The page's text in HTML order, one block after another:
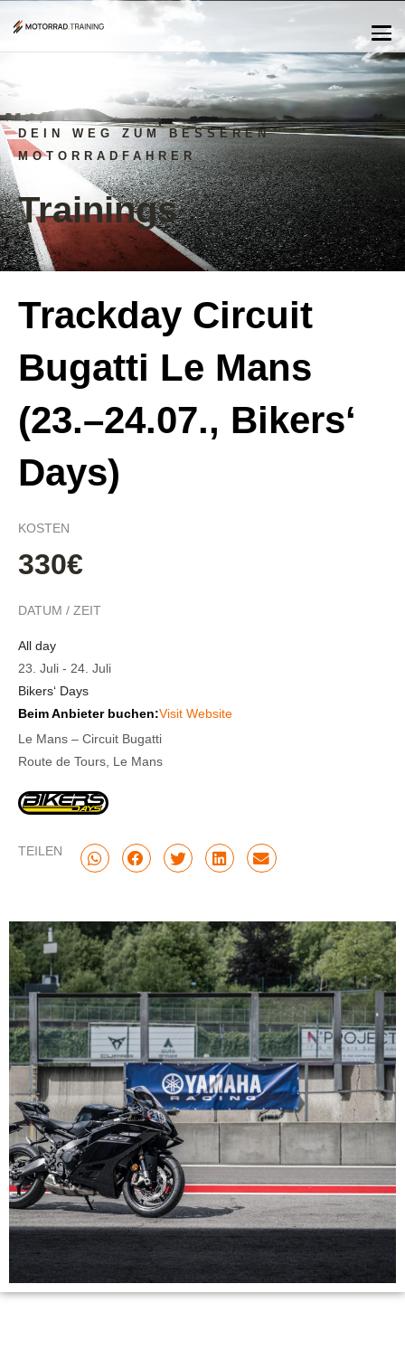
DEIN WEG ZUM BESSEREN
MOTORRADFAHRER
Trainings
Trackday Circuit
Bugatti Le Mans
(23.–24.07., Bikers‘
Days)
KOSTEN
330€
DATUM / ZEIT
All day
23. Juli - 24. Juli
Bikers‘ Days
Beim Anbieter buchen:Visit Website
Le Mans – Circuit Bugatti
Route de Tours, Le Mans
TEILEN